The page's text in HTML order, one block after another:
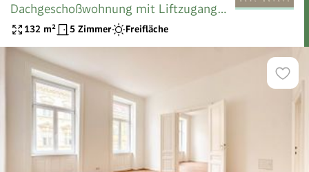
Dachgeschoßwohnung mit Liftzugang
und Dachterrasse
132 m² 5 Zimmer Freifläche